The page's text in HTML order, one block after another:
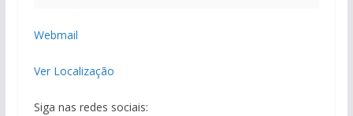
Webmail
Ver Localização
Siga nas redes sociais: